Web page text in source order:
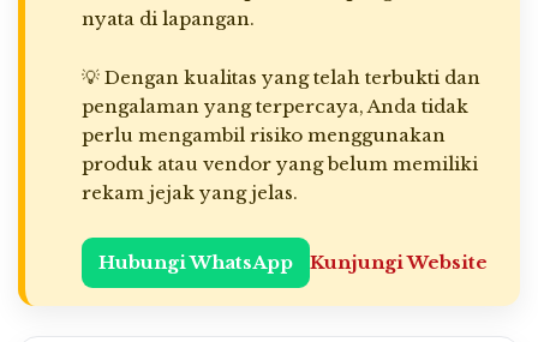
nyata di lapangan.
💡 Dengan kualitas yang telah terbukti dan
pengalaman yang terpercaya, Anda tidak
perlu mengambil risiko menggunakan
produk atau vendor yang belum memiliki
rekam jejak yang jelas.
Hubungi WhatsApp Kunjungi Website